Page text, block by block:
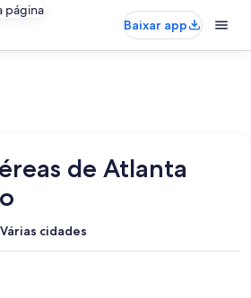
página
Baixar app
de Atlanta
Várias cidades